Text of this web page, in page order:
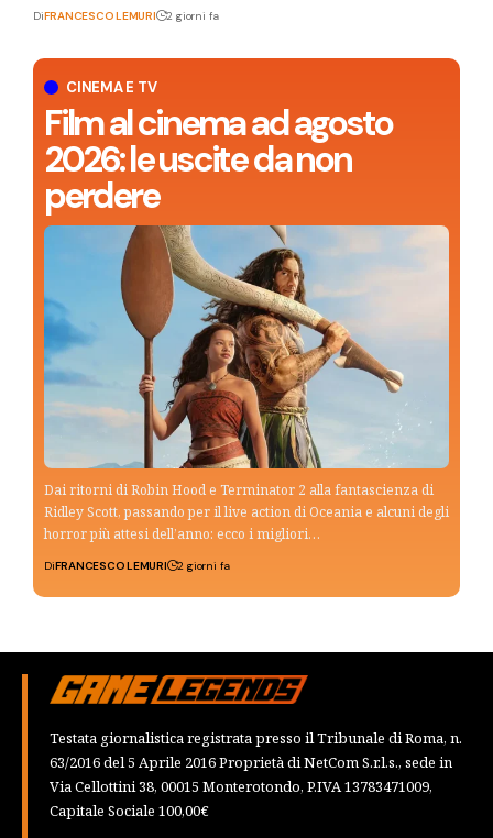
CINEMA E TV
Film al cinema ad agosto
2026: le uscite da non
perdere
Dai ritorni di Robin Hood e Terminator 2 alla fantascienza di
Ridley Scott, passando per il live action di Oceania e alcuni degli
horror più attesi dell’anno: ecco i migliori…
DiFRANCESCO LEMURI 2 giorni fa
DiFRANCESCO LEMURI 2 giorni fa
Testata giornalistica registrata presso il Tribunale di Roma, n.
63/2016 del 5 Aprile 2016 Proprietà di NetCom S.r.l.s., sede in
Via Cellottini 38, 00015 Monterotondo, P.IVA 13783471009,
Capitale Sociale 100,00€